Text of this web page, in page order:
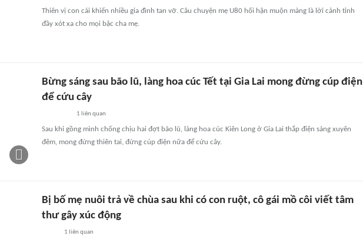
Thiên vị con cái khiến nhiều gia đình tan vỡ. Câu chuyện mẹ U80 hối hận muộn màng là lời cảnh tỉnh
đầy xót xa cho mọi bậc cha mẹ.
Bừng sáng sau bão lũ, làng hoa cúc Tết tại Gia Lai mong đừng cúp điện
để cứu cây
1 liên quan
Sau khi gồng mình chống chịu hai đợt bão lũ, làng hoa cúc Kiên Long ở Gia Lai thắp điện sáng xuyên
đêm, mong đừng thiên tai, đừng cúp điện nữa để cứu cây.
Bị bố mẹ nuôi trả về chùa sau khi có con ruột, cô gái mồ côi viết tâm
thư gây xúc động
1 liên quan